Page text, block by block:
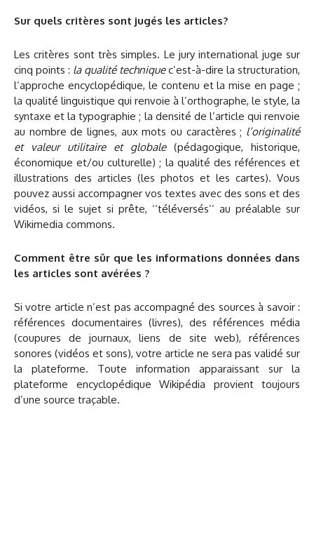
Sur quels critères sont jugés les articles?
Les critères sont très simples. Le jury international juge sur
cinq points : la qualité techniquec’est-à-dire la structuration,
l’approche encyclopédique, le contenu et la mise en page ;
la qualité linguistique qui renvoie à l’orthographe, le style, la
syntaxe et la typographie ; la densité de l’article qui renvoie
au nombre de lignes, aux mots ou caractères ; l’originalité
et valeur utilitaire et globale(pédagogique, historique,
économique et/ou culturelle) ; la qualité des références et
illustrations des articles (les photos et les cartes). Vous
pouvez aussi accompagner vos textes avec des sons et des
vidéos, si le sujet si prête, ‘‘téléversés’’ au préalable sur
Wikimedia commons.
Comment être sûr que les informations données dans
les articles sont avérées ?
Si votre article n’est pas accompagné des sources à savoir :
références documentaires (livres), des références média
(coupures de journaux, liens de site web), références
sonores (vidéos et sons), votre article ne sera pas validé sur
la plateforme. Toute information apparaissant sur la
plateforme encyclopédique Wikipédia provient toujours
d’une source traçable.